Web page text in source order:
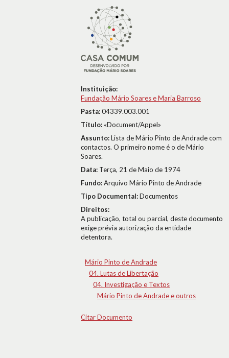
Instituição:
Fundação Mário Soares e Maria Barroso
Pasta:04339.003.001
Título: «Document/Appel»
Assunto:Lista de Mário Pinto de Andrade com
contactos. O primeiro nome é o de Mário
Soares.
Data: Terça, 21 de Maio de 1974
Fundo:Arquivo Mário Pinto de Andrade
Tipo Documental:Documentos
Direitos:
A publicação, total ou parcial, deste documento
exige prévia autorização da entidade
detentora.
Mário Pinto de Andrade
04. Lutas de Libertação
04. Investigação e Textos
Mário Pinto de Andrade e outros
Citar Documento